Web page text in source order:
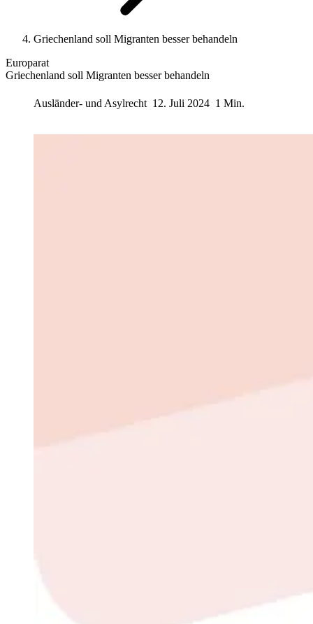
Griechenland soll Migranten besser behandeln
Europarat
Griechenland soll Migranten besser behandeln
Ausländer- und Asylrecht 12. Juli 2024 1 Min.